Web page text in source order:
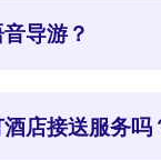
导游？
店接送服务吗